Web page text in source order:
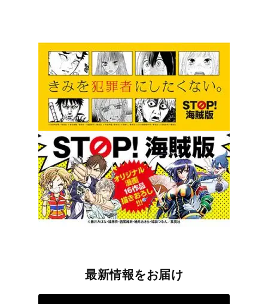
最新情報をお届け